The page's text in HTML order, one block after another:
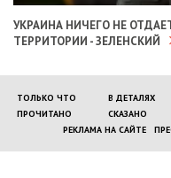
УКРАИНА НИЧЕГО НЕ
ТЕРРИТОРИИ - ЗЕЛЕНСКИЙ
ТОЛЬКО ЧТО В ДЕТАЛЯХ
ПРОЧИТАНО
СКАЗАНО
РЕКЛАМА НА САЙТЕ